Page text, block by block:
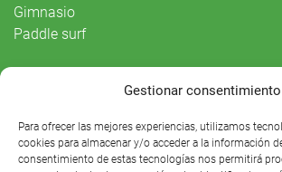
Gestionar consentimiento
Para ofrecer las mejores experiencias, utilizamos
cookies para almacenar y/o acceder a la información
consentimiento de estas tecnologías nos permitirá
Gimnasio
Paddle surf
Agenda